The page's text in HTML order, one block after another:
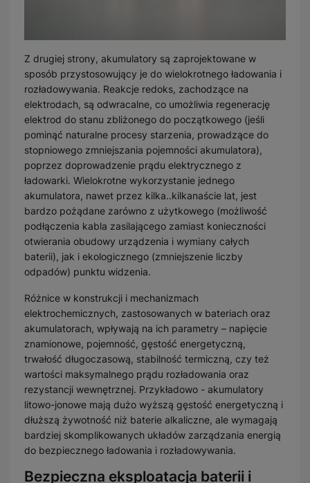
Z drugiej strony, akumulatory są zaprojektowane w
sposób przystosowujący je do wielokrotnego ładowania i
rozładowywania. Reakcje redoks, zachodzące na
elektrodach, są odwracalne, co umożliwia regenerację
elektrod do stanu zbliżonego do początkowego (jeśli
pominąć naturalne procesy starzenia, prowadzące do
stopniowego zmniejszania pojemności akumulatora),
poprzez doprowadzenie prądu elektrycznego z
ładowarki. Wielokrotne wykorzystanie jednego
akumulatora, nawet przez kilka..kilkanaście lat, jest
bardzo pożądane zarówno z użytkowego (możliwość
podłączenia kabla zasilającego zamiast konieczności
otwierania obudowy urządzenia i wymiany całych
baterii), jak i ekologicznego (zmniejszenie liczby
odpadów) punktu widzenia.
Różnice w konstrukcji i mechanizmach
elektrochemicznych, zastosowanych w bateriach oraz
akumulatorach, wpływają na ich parametry – napięcie
znamionowe, pojemność, gęstość energetyczną,
trwałość długoczasową, stabilność termiczną, czy też
wartości maksymalnego prądu rozładowania oraz
rezystancji wewnętrznej. Przykładowo - akumulatory
litowo-jonowe mają dużo wyższą gęstość energetyczną i
dłuższą żywotność niż baterie alkaliczne, ale wymagają
bardziej skomplikowanych układów zarządzania energią
do bezpiecznego ładowania i rozładowywania.
Bezpieczna eksploatacja baterii i